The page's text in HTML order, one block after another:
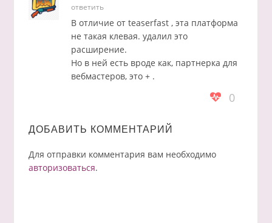
ответить
В отличие от teaserfast , эта платформа
не такая клевая. удалил это
расширение.
Но в ней есть вроде как, партнерка для
вебмастеров, это + .
0
ДОБАВИТЬ КОММЕНТАРИЙ
Для отправки комментария вам необходимо
авторизоваться.